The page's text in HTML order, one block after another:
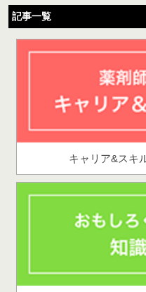
記事一覧
キャリア&スキ